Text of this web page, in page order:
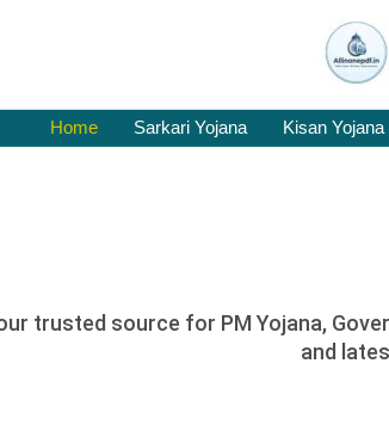
Home Sarkari Yojana Kisan Yojana
trusted source for PM Yojana,
and